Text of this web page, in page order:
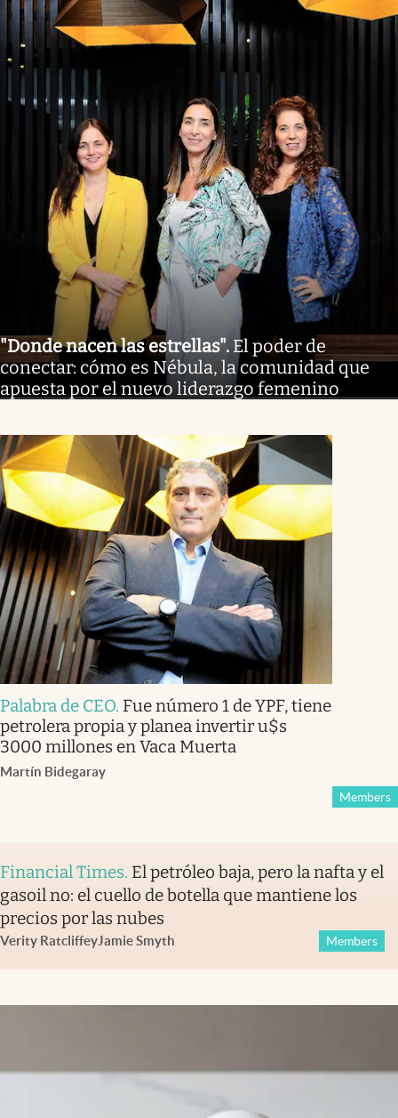
"Donde nacen las estrellas". El poder de
conectar: cómo es Nébula, la comunidad que
apuesta por el nuevo liderazgo femenino
Palabra de CEO. Fue número 1 de YPF, tiene
petrolera propia y planea invertir u$s
3000 millones en Vaca Muerta
Martín Bidegaray
Members
Financial Times. El petróleo baja, pero la nafta y el
gasoil no: el cuello de botella que mantiene los
precios por las nubes
Verity RatcliffeyJamie Smyth Members